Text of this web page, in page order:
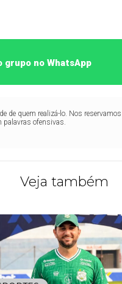
grupo no WhatsApp
de quem realizá-lo. Nos
palavras ofensivas.
Veja também